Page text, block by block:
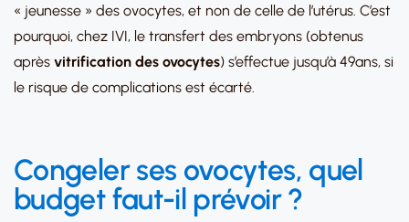
« jeunesse » des ovocytes, et non de celle de l’utérus. C’est
pourquoi, chez IVI, le transfert des embryons (obtenus
après vitrification des ovocytes) s’effectue jusqu’à 49ans, si
le risque de complications est écarté.
Congeler ses ovocytes, quel
budget faut-il prévoir ?